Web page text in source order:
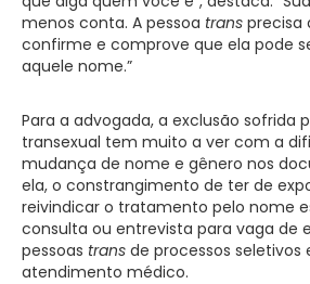
menos conta. A pessoa trans precisa
confirme e comprove que ela pode
aquele nome.”
Para a advogada, a exclusão sofrida
transexual tem muito a ver com a
mudança de nome e gênero nos
ela, o constrangimento de ter de
reivindicar o tratamento pelo nome
consulta ou entrevista para vaga de
pessoas trans de processos seletivos
atendimento médico.